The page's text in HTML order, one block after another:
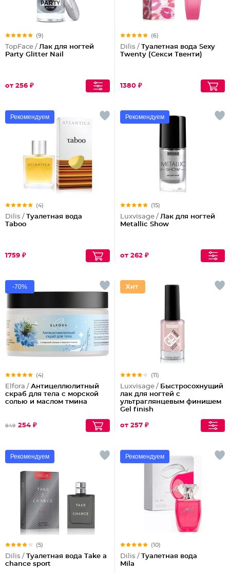
(9)
TopFace / Лак для ногтей
Party Glitter Nail
от 256 ₽
(6)
Dilis / Туалетная вода Sexy
Twenty (Секси Твенти)
1380 ₽
Рекомендуем
(4)
Dilis / Туалетная вода
Taboo
1759 ₽
Рекомендуем
(15)
Luxvisage / Лак для ногтей
Metallic Show
от 262 ₽
-70%
(4)
Elfora / Антицеллюлитный
скраб для тела с морской
солью и маслом тмина
849 254 ₽
(11)
Luxvisage / Быстросохнущий
лак для ногтей с
ультраглянцевым финишем
Gel finish
от 257 ₽
Рекомендуем
(5)
Dilis / Туалетная вода Take a
chance sport
Рекомендуем
(10)
Dilis / Туалетная вода
Mila